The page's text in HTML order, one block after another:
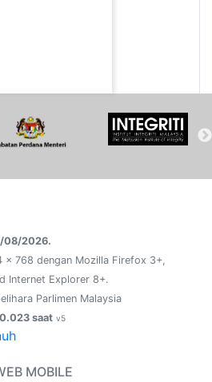
08/2026.
x 768 dengan Mozilla Firefox 3+,
Internet Explorer 8+.
Parlimen Malaysia
0.023 saat v5
MOBILE